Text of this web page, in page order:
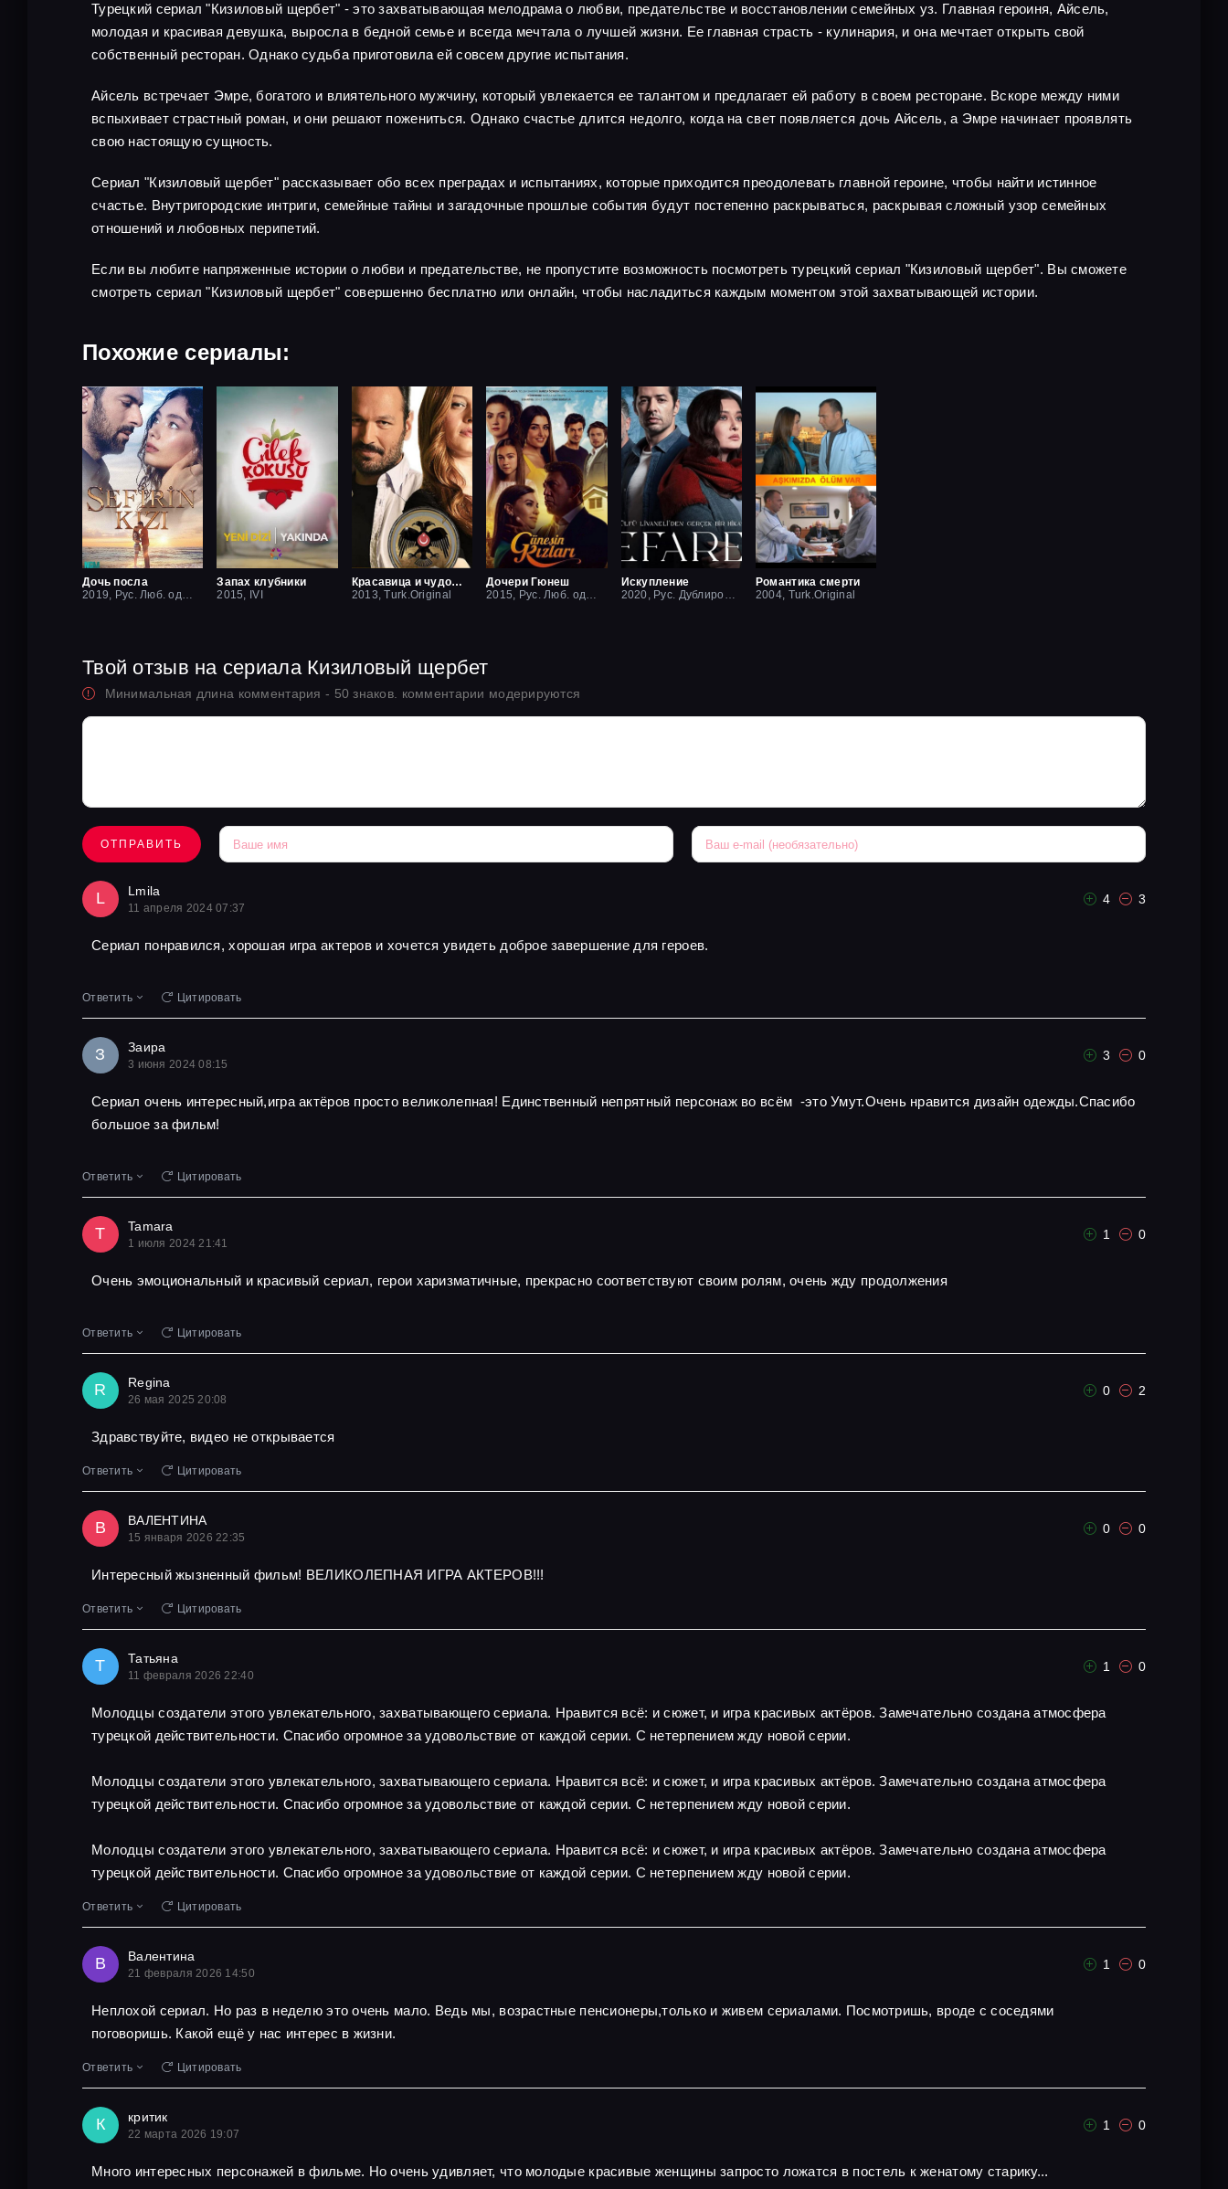
Турецкий сериал "Кизиловый щербет" - это захватывающая мелодрама о любви, предательстве и восстановлении семейных уз. Главная героиня, Айсель,
молодая и красивая девушка, выросла в бедной семье и всегда мечтала о лучшей жизни. Ее главная страсть - кулинария, и она мечтает открыть свой
собственный ресторан. Однако судьба приготовила ей совсем другие испытания.
Айсель встречает Эмре, богатого и влиятельного мужчину, который увлекается ее талантом и предлагает ей работу в своем ресторане. Вскоре между ними
вспыхивает страстный роман, и они решают пожениться. Однако счастье длится недолго, когда на свет появляется дочь Айсель, а Эмре начинает проявлять
свою настоящую сущность.
Сериал "Кизиловый щербет" рассказывает обо всех преградах и испытаниях, которые приходится преодолевать главной героине, чтобы найти истинное
счастье. Внутригородские интриги, семейные тайны и загадочные прошлые события будут постепенно раскрываться, раскрывая сложный узор семейных
отношений и любовных перипетий.
Если вы любите напряженные истории о любви и предательстве, не пропустите возможность посмотреть турецкий сериал "Кизиловый щербет". Вы сможете
смотреть сериал "Кизиловый щербет" совершенно бесплатно или онлайн, чтобы насладиться каждым моментом этой захватывающей истории.
Похожие сериалы:
Дочь посла
Запах клубники
2015, IVI
Красавица и чудовище
2013, Turk.Original
Дочери Гюнеш
Искупление
Романтика смерти
2004, Turk.Original
Твой отзыв на сериала Кизиловый щербет
Минимальная длина комментария - 50 знаков. комментарии модерируются
ОТПРАВИТЬ
L Lmila
11 апреля 2024 07:37
4 3
Сериал понравился, хорошая игра актеров и хочется увидеть доброе завершение для героев.
Ответить Цитировать
З Заира
3 июня 2024 08:15
3 0
Сериал очень интересный,игра актёров просто великолепная! Единственный непрятный персонаж во всём -это Умут.Очень нравится дизайн одежды.Спасибо
большое за фильм!
Ответить Цитировать
T Tamara
1 июля 2024 21:41
1 0
Очень эмоциональный и красивый сериал, герои харизматичные, прекрасно соответствуют своим ролям, очень жду продолжения
Ответить Цитировать
R Regina
26 мая 2025 20:08
0 2
Здравствуйте, видео не открывается
Ответить Цитировать
В ВАЛЕНТИНА
15 января 2026 22:35
0 0
Интересный жызненный фильм! ВЕЛИКОЛЕПНАЯ ИГРА АКТЕРОВ!!!
Ответить Цитировать
Т Татьяна
11 февраля 2026 22:40
1 0
Молодцы создатели этого увлекательного, захватывающего сериала. Нравится всё: и сюжет, и игра красивых актёров. Замечательно создана атмосфера
турецкой действительности. Спасибо огромное за удовольствие от каждой серии. С нетерпением жду новой серии.
Молодцы создатели этого увлекательного, захватывающего сериала. Нравится всё: и сюжет, и игра красивых актёров. Замечательно создана атмосфера
турецкой действительности. Спасибо огромное за удовольствие от каждой серии. С нетерпением жду новой серии.
Молодцы создатели этого увлекательного, захватывающего сериала. Нравится всё: и сюжет, и игра красивых актёров. Замечательно создана атмосфера
турецкой действительности. Спасибо огромное за удовольствие от каждой серии. С нетерпением жду новой серии.
Ответить Цитировать
В Валентина
21 февраля 2026 14:50
1 0
Неплохой сериал. Но раз в неделю это очень мало. Ведь мы, возрастные пенсионеры,только и живем сериалами. Посмотришь, вроде с соседями
поговоришь. Какой ещё у нас интерес в жизни.
Ответить Цитировать
К критик
22 марта 2026 19:07
1 0
Много интересных персонажей в фильме. Но очень удивляет, что молодые красивые женщины запросто ложатся в постель к женатому старику...